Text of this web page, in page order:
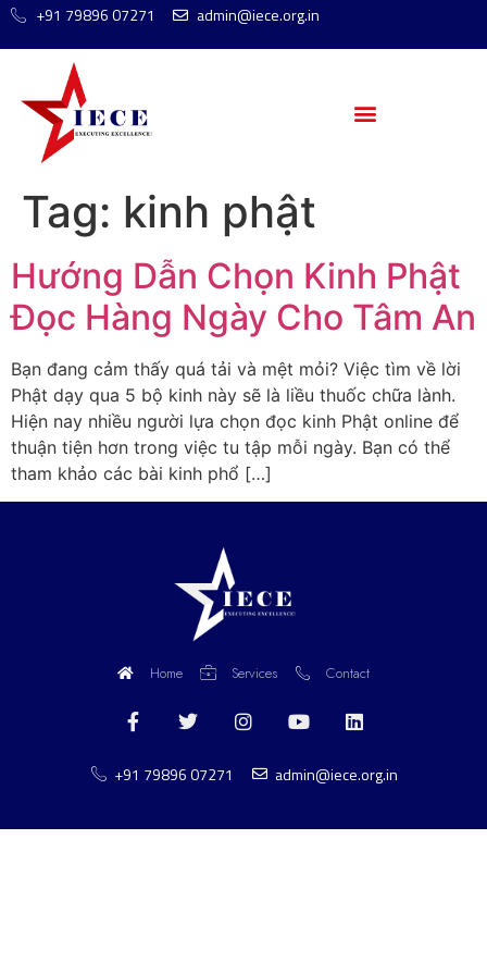
+91 79896 07271 admin@iece.org.in
Tag: kinh phật
Hướng Dẫn Chọn Kinh Phật
Đọc Hàng Ngày Cho Tâm An
Bạn đang cảm thấy quá tải và mệt mỏi? Việc tìm về lời
Phật dạy qua 5 bộ kinh này sẽ là liều thuốc chữa lành.
Hiện nay nhiều người lựa chọn đọc kinh Phật online để
thuận tiện hơn trong việc tu tập mỗi ngày. Bạn có thể
tham khảo các bài kinh phổ […]
Home Services Contact
+91 79896 07271 admin@iece.org.in